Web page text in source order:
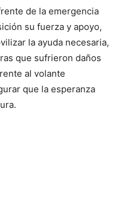
de la emergencia
su fuerza y apoyo,
la ayuda necesaria,
que sufrieron daños
al volante
que la esperanza